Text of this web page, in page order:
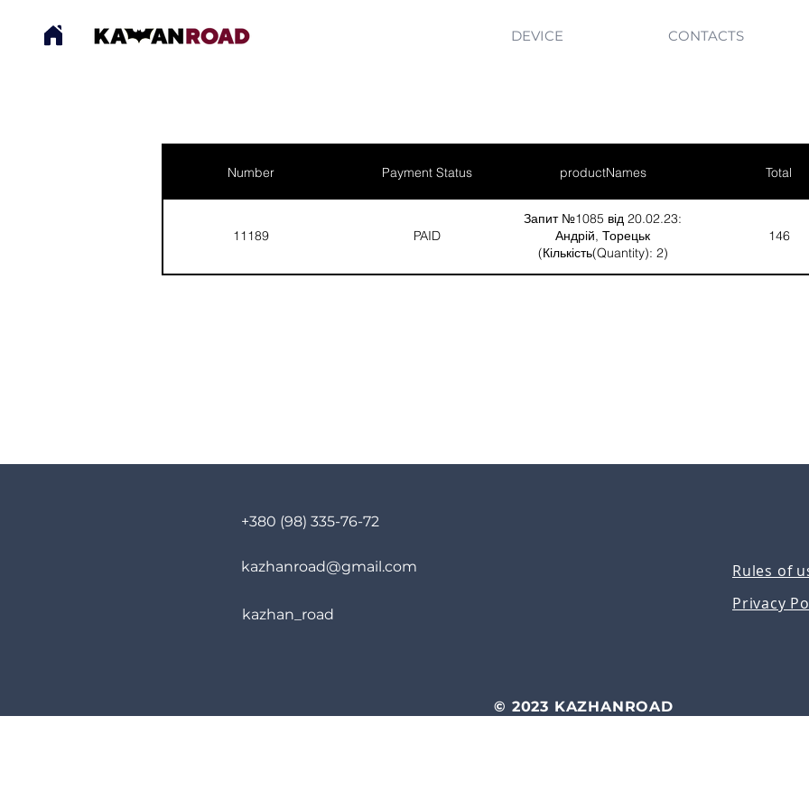
DEVICE CONTACTS
Number Payment Status productNames Total
11189 PAID
Запит №1085 від 20.02.23:
Андрій, Торецьк
(Кількість(Quantity): 2)
146
+380 (98) 335-76-72
kazhanroad@gmail.com
kazhan_road
Rules of
Privacy
© 2023 KAZHANROAD